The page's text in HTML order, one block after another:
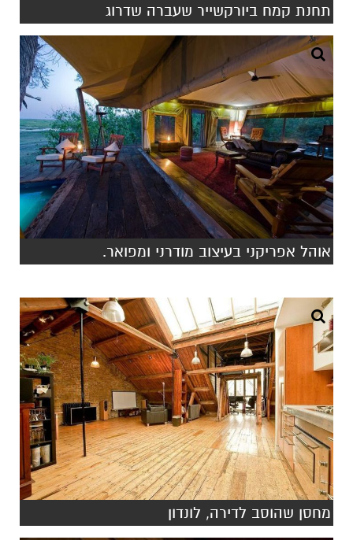
תחנת קמח ביורקשייר שעברה שדרוג
אוהל אפריקני בעיצוב מודרני ומפואר.
מחסן שהוסב לדירה, לונדון